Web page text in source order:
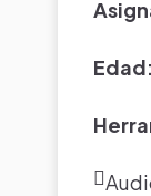
Edad: